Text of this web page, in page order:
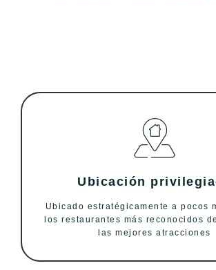
Ubicación
Ubicado estratégicamente a pocos
los restaurantes más reconocidos
las mejores atracciones